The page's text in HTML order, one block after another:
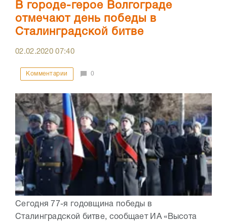
В городе-герое Волгограде
отмечают день победы в
Сталинградской битве
02.02.202007:40
Комментарии 0
Сегодня 77-я годовщина победы в
Сталинградской битве, сообщает ИА «Высота